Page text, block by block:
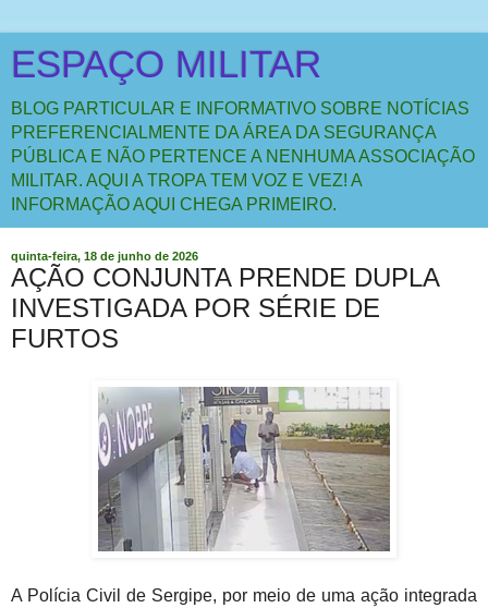
ESPAÇO MILITAR
BLOG PARTICULAR E INFORMATIVO SOBRE NOTÍCIAS
PREFERENCIALMENTE DA ÁREA DA SEGURANÇA
PÚBLICA E NÃO PERTENCE A NENHUMA ASSOCIAÇÃO
MILITAR. AQUI A TROPA TEM VOZ E VEZ! A
INFORMAÇÃO AQUI CHEGA PRIMEIRO.
quinta-feira, 18 de junho de 2026
AÇÃO CONJUNTA PRENDE DUPLA
INVESTIGADA POR SÉRIE DE
FURTOS
A Polícia Civil de Sergipe, por meio de uma ação integrada